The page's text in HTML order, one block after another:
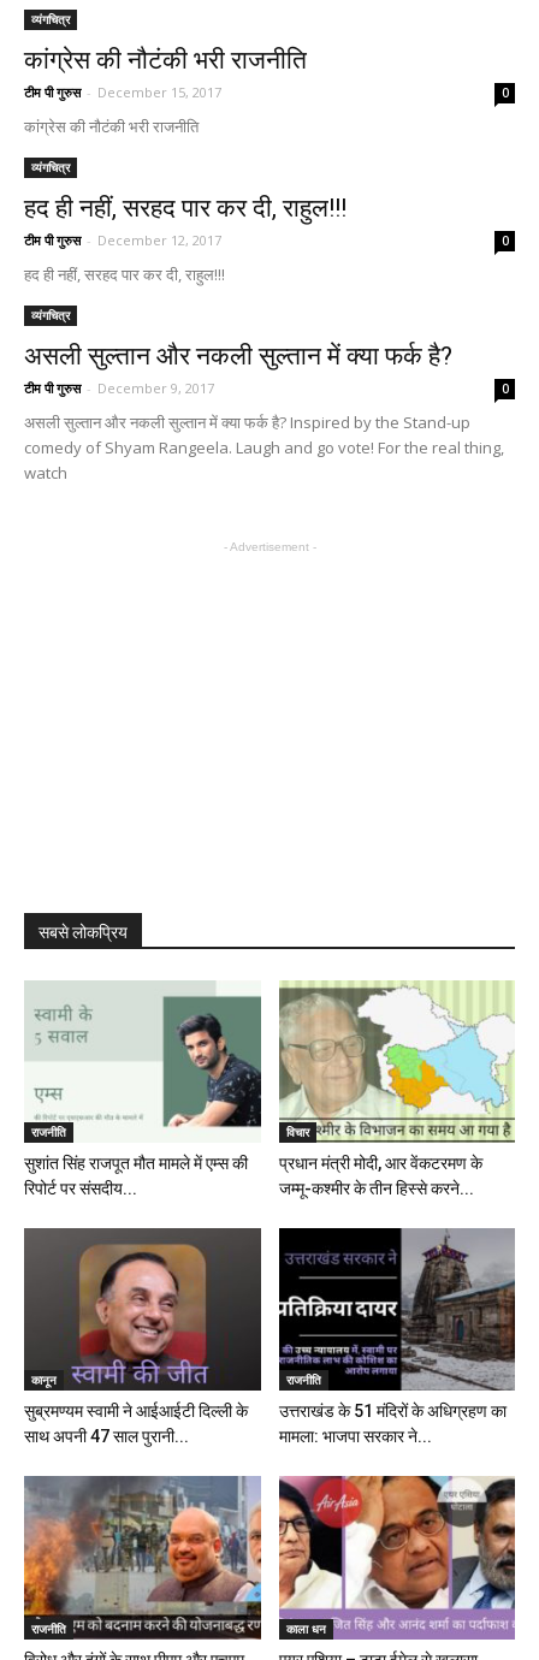
व्यंगचित्र
कांग्रेस की नौटंकी भरी राजनीति
टीम पी गुरुस - December 15, 2017 0
कांग्रेस की नौटंकी भरी राजनीति
व्यंगचित्र
हद ही नहीं, सरहद पार कर दी, राहुल!!!
टीम पी गुरुस - December 12, 2017 0
हद ही नहीं, सरहद पार कर दी, राहुल!!!
व्यंगचित्र
असली सुल्तान और नकली सुल्तान में क्या फर्क है?
टीम पी गुरुस - December 9, 2017 0
असली सुल्तान और नकली सुल्तान में क्या फर्क है? Inspired by the Stand-up
comedy of Shyam Rangeela. Laugh and go vote! For the real thing,
watch
- Advertisement -
सबसे लोकप्रिय
राजनीति
सुशांत सिंह राजपूत मौत मामले में एम्स की
रिपोर्ट पर संसदीय...
विचार
प्रधान मंत्री मोदी, आर वेंकटरमण के
जम्मू-कश्मीर के तीन हिस्से करने...
कानून
सुब्रमण्यम स्वामी ने आईआईटी दिल्ली के
साथ अपनी 47 साल पुरानी...
राजनीति
उत्तराखंड के 51 मंदिरों के अधिग्रहण का
मामला: भाजपा सरकार ने...
राजनीति काला धन